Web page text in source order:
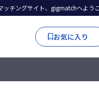
ッチングサイト、gigmatchへよう
お気に入り